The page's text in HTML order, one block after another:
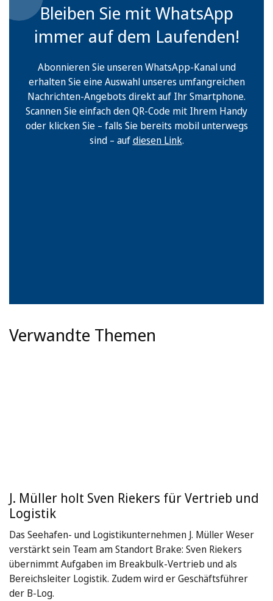
Bleiben Sie mit WhatsApp
immer auf dem Laufenden!
Abonnieren Sie unseren WhatsApp-Kanal und
erhalten Sie eine Auswahl unseres umfangreichen
Nachrichten-Angebots direkt auf Ihr Smartphone.
Scannen Sie einfach den QR-Code mit Ihrem Handy
oder klicken Sie – falls Sie bereits mobil unterwegs
sind – aufdiesen Link.
Verwandte Themen
J. Müller holt Sven Riekers für Vertrieb und
Logistik
Das Seehafen- und Logistikunternehmen J. Müller Weser
verstärkt sein Team am Standort Brake: Sven Riekers
übernimmt Aufgaben im Breakbulk-Vertrieb und als
Bereichsleiter Logistik. Zudem wird er Geschäftsführer
der B-Log.